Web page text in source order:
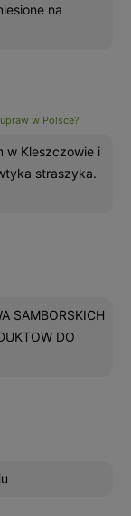
na
w Polsce?
w Kleszczowie i
straszyka.
SAMBORSKICH
DO